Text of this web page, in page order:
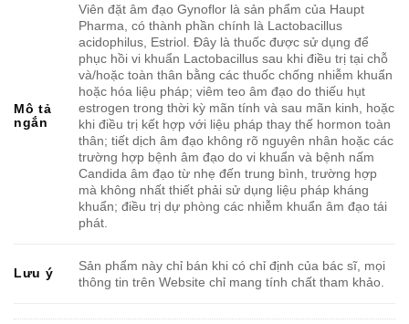
Mô tả
ngắn
Viên đặt âm đạo Gynoflor là sản phẩm của Haupt
Pharma, có thành phần chính là Lactobacillus
acidophilus, Estriol. Đây là thuốc được sử dụng để
phục hồi vi khuẩn Lactobacillus sau khi điều trị tại chỗ
và/hoặc toàn thân bằng các thuốc chống nhiễm khuẩn
hoặc hóa liệu pháp; viêm teo âm đạo do thiếu hụt
estrogen trong thời kỳ mãn tính và sau mãn kinh, hoặc
khi điều trị kết hợp với liệu pháp thay thế hormon toàn
thân; tiết dịch âm đạo không rõ nguyên nhân hoặc các
trường hợp bệnh âm đạo do vi khuẩn và bệnh nấm
Candida âm đạo từ nhẹ đến trung bình, trường hợp
mà không nhất thiết phải sử dụng liệu pháp kháng
khuẩn; điều trị dự phòng các nhiễm khuẩn âm đạo tái
phát.
Lưu ý
Sản phẩm này chỉ bán khi có chỉ định của bác sĩ, mọi
thông tin trên Website chỉ mang tính chất tham khảo.